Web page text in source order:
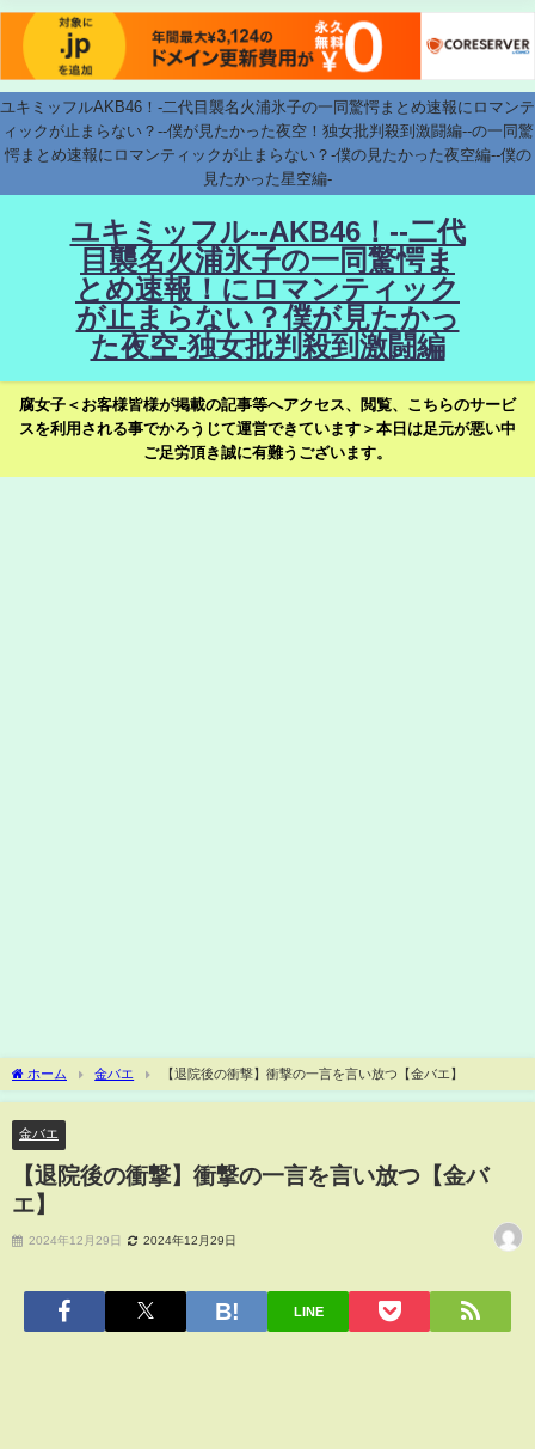
ユキミッフルAKB46！-二代目襲名火浦氷子の一同驚愕まとめ速報にロマンテ
ィックが止まらない？--僕が見たかった夜空！独女批判殺到激闘編--の一同驚
愕まとめ速報にロマンティックが止まらない？-僕の見たかった夜空編--僕の
見たかった星空編-
ユキミッフル--AKB46！--二代
目襲名火浦氷子の一同驚愕ま
とめ速報！にロマンティック
が止まらない？僕が見たかっ
た夜空-独女批判殺到激闘編
腐女子＜お客様皆様が掲載の記事等へアクセス、閲覧、こちらのサービ
スを利用される事でかろうじて運営できています＞本日は足元が悪い中
ご足労頂き誠に有難うございます。
ホーム 金バエ 【退院後の衝撃】衝撃の一言を言い放つ【金バエ】
金バエ
【退院後の衝撃】衝撃の一言を言い放つ【金バ
エ】
2024年12月29日 2024年12月29日
LINE